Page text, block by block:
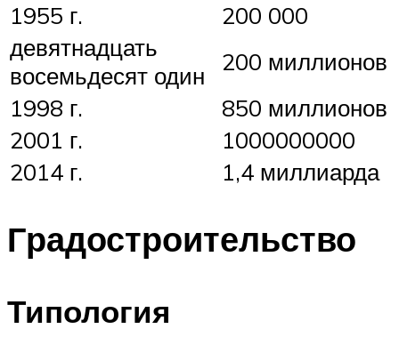
1955 г.
200 000
девятнадцать
восемьдесят один
200 миллионов
1998 г.
850 миллионов
2001 г.
1000000000
2014 г.
1,4 миллиарда
Градостроительство
Типология